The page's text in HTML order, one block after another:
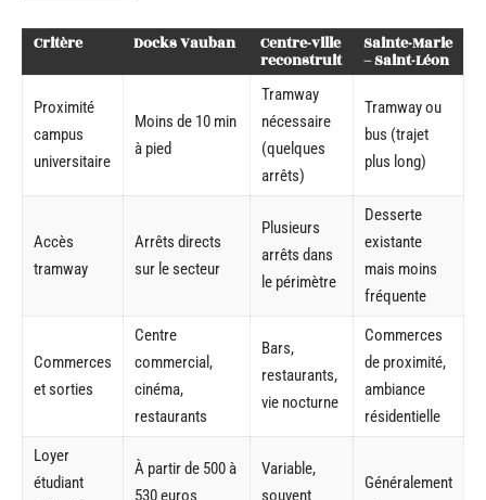
Critère Docks Vauban
Centre-ville
reconstruit
Sainte-Marie
– Saint-Léon
Proximité
campus
universitaire
Moins de 10 min
à pied
Tramway
nécessaire
(quelques
arrêts)
Tramway ou
bus (trajet
plus long)
Accès
tramway
Arrêts directs
sur le secteur
Plusieurs
arrêts dans
le périmètre
Desserte
existante
mais moins
fréquente
Commerces
et sorties
Centre
commercial,
cinéma,
restaurants
Bars,
restaurants,
vie nocturne
Commerces
de proximité,
ambiance
résidentielle
Loyer
étudiant
À partir de 500 à
530 euros
Variable,
souvent
Généralement